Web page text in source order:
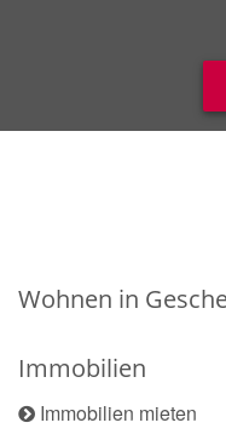
Wohnen in
Immobilien
Immobilien mieten